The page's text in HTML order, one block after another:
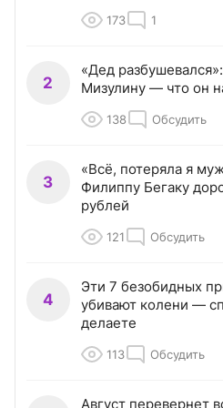
173 1
2
«Дед
Мизулину — что он
138 Обсудить
3
«Всё, потеряла я
Филиппу Бегаку
рублей
121 Обсудить
4
Эти 7 безобидных
убивают колени —
делаете
113 Обсудить
Август перевернет